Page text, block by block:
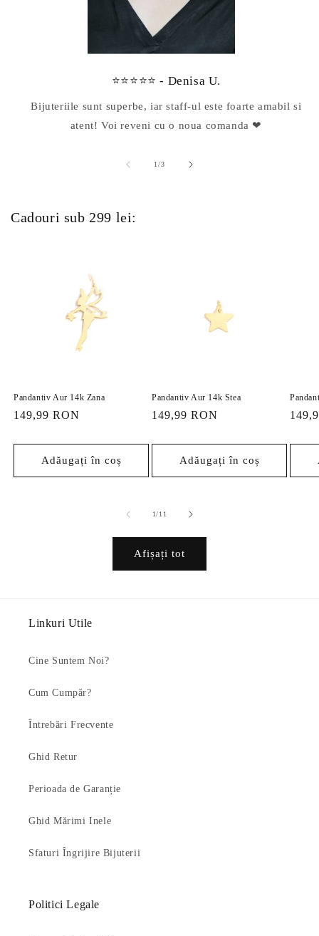
⭐⭐⭐⭐⭐ - Denisa U.
Bijuteriile sunt superbe, iar staff-ul este foarte amabil si
atent! Voi reveni cu o noua comanda ❤
1/din
3
Cadouri sub 299 lei:
Pandantiv Aur 14k Zana
Preț
149,99 RON
Adăugați în coș
Pandantiv Aur 14k Stea
Preț
149,99 RON
Adăugați în coș
Preț
1/din
11
Afișați tot
Linkuri Utile
Cine Suntem Noi?
Cum Cumpăr?
Întrebări Frecvente
Ghid Retur
Perioada de Garanție
Ghid Mărimi Inele
Sfaturi Îngrijire Bijuterii
Politici Legale